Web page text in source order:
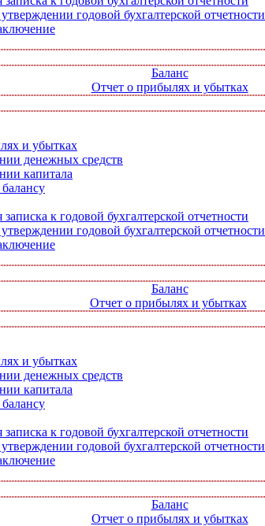
годовой бухгалтерской отчетности
Баланс
Отчет о прибылях и убытках
и убытках
денежных средств
капитала
к годовой бухгалтерской отчетности
годовой бухгалтерской отчетности
Баланс
Отчет о прибылях и убытках
и убытках
денежных средств
капитала
к годовой бухгалтерской отчетности
годовой бухгалтерской отчетности
Баланс
Отчет о прибылях и убытках